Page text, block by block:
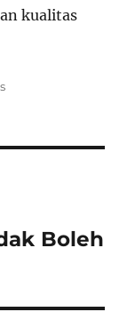
kualitas
Boleh